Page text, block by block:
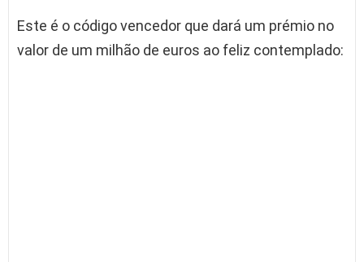
Este é o código vencedor que dará um prémio no
valor de um milhão de euros ao feliz contemplado: